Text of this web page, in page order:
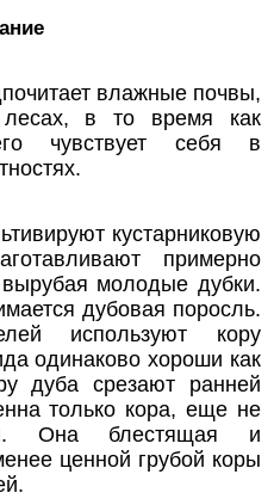
влажные почвы,
в то время как
чувствует себя в
кустарниковую
примерно
молодые дубки.
дубовая поросль.
используют кору
одинаково хороши как
дуба срезают ранней
только кора, еще не
Она блестящая и
ценной грубой коры